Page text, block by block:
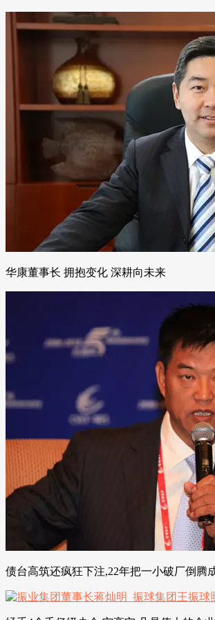
华康董事长 拥抱变化 深耕向未来
债台高筑还疯狂下注,22年把一小破厂倒腾